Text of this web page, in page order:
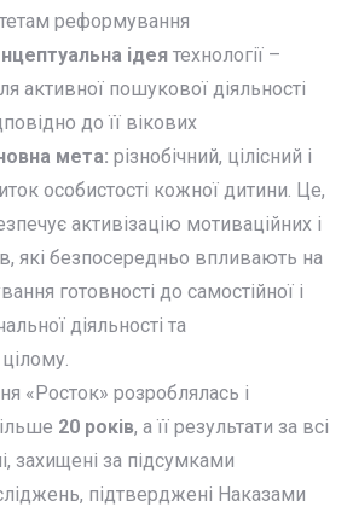
реформування
ідея технології –
активної пошукової діяльності
до її вікових
мета: різнобічний, цілісний і
особистості кожної дитини. Це,
активізацію мотиваційних і
які безпосередньо впливають на
готовності до самостійної і
діяльності та
«Росток» розроблялась і
20 років, а її результати за всі
захищені за підсумками
підтверджені Наказами